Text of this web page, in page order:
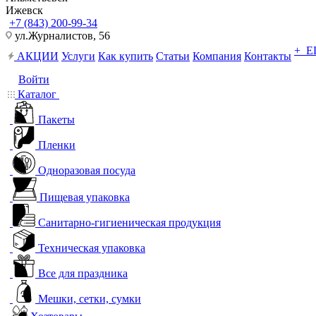
Ижевск
+7 (843) 200-99-34
ул.Журналистов, 56
АКЦИИ Услуги Как купить Статьи Компания Контакты +
Войти
Каталог
Пакеты
Пленки
Одноразовая посуда
Пищевая упаковка
Санитарно-гигиеническая продукция
Техническая упаковка
Все для праздника
Мешки, сетки, сумки